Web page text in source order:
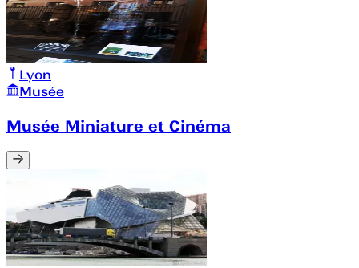
Lyon
Musée
Musée Miniature et Cinéma